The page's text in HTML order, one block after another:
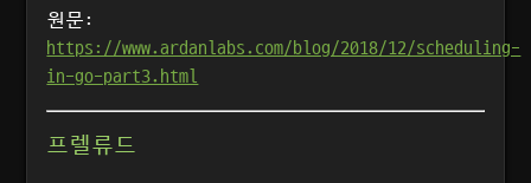
원문:
https://www.ardanlabs.com/blog/2018/12/scheduling-
in-go-part3.html
프렐류드